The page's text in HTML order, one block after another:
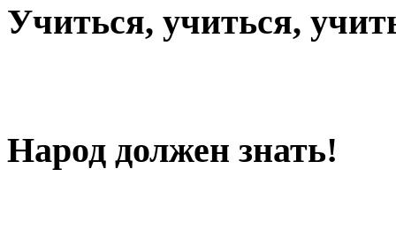
Учиться, учиться,
Народ должен знать!